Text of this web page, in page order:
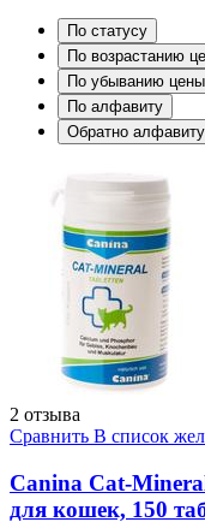
По статусу
По возрастанию
По убыванию цены
По алфавиту
Обратно алфавиту
2 отзыва
Сравнить В список
Canina Cat-
для кошек, 150